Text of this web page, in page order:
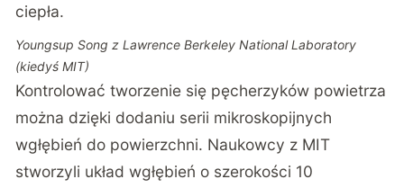
ciepła.
Youngsup Song z Lawrence Berkeley National Laboratory
(kiedyś MIT)
Kontrolować tworzenie się pęcherzyków powietrza
można dzięki dodaniu serii mikroskopijnych
wgłębień do powierzchni. Naukowcy z MIT
stworzyli układ wgłębień o szerokości 10